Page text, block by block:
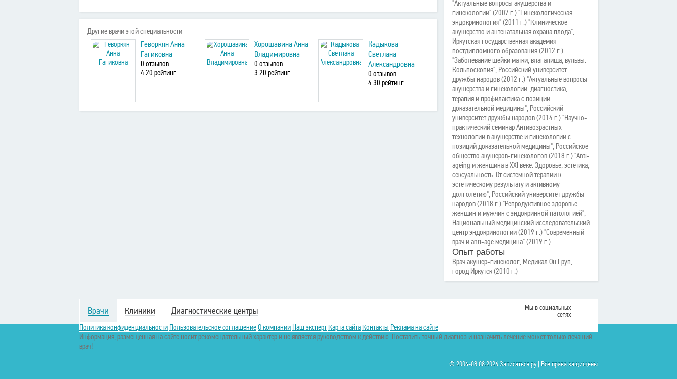
Другие врачи этой специальности
Геворкян Анна
Гагиковна
0 отзывов
4.20 рейтинг
Хорошавина Анна
Владимировна
0 отзывов
3.20 рейтинг
Кадыкова
Светлана
Александровна
0 отзывов
4.30 рейтинг
"Актуальные вопросы акушерства и
гинекологии" (2007 г.) "Гинекологическая
эндокринология" (2011 г.) "Клиническое
акушерство и антенатальная охрана плода",
Иркутская государственная академия
постдипломного образования (2012 г.)
"Заболевание шейки матки, влагалища, вульвы.
Кольпоскопия", Российский университет
дружбы народов (2012 г.) "Актуальные вопросы
акушерства и гинекологии: диагностика,
терапия и профилактика с позиции
доказательной медицины", Российский
университет дружбы народов (2014 г.) "Научно-
практический семинар Антивозрастных
технологии в акушерстве и гинекологии с
позиций доказательной медицины", Российское
общество акушеров-гинекологов (2018 г.) "Anti-
ageing и женщина в XXI веке. Здоровье, эстетика,
сексуальность. От системной терапии к
эстетическому результату и активному
долголетию", Российский университет дружбы
народов (2018 г.) "Репродуктивное здоровье
женщин и мужчин с эндокринной патологией",
Национальный медицинский исследовательский
центр эндокринологии (2019 г.) "Современный
врач и anti-age медицина" (2019 г.)
Опыт работы
Врач акушер-гинеколог, Медикал Он Груп,
город Иркутск (2010 г.)
Врачи Клиники Диагностические центры
Политика конфиденциальности Пользовательское соглашениеО компании Наш эксперт Карта сайта Контакты Реклама на сайте
Мы в социальных
сетях
Информация, размещенная на сайте носит рекомендательный характер и не является руководством к действию. Поставить точный диагноз и назначить лечение может только лечащий
врач!
© 2004-08.08.2026 Записаться.ру | Все права защищены